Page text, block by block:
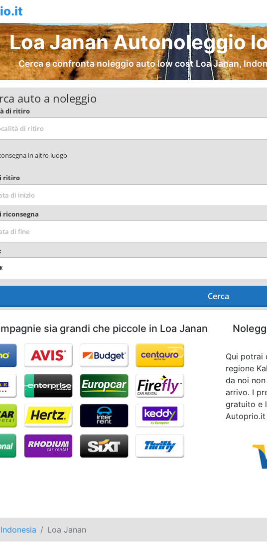
Loa Janan Autonoleggio
Cerca e confronta noleggio auto low cost Loa Janan,
auto a noleggio
di ritiro
in altro luogo
ritiro
riconsegna
Cerca
sia grandi che piccole in Loa Janan
Qui potrai
regione
da noi
arrivo. I
gratuito e
Indonesia Loa Janan